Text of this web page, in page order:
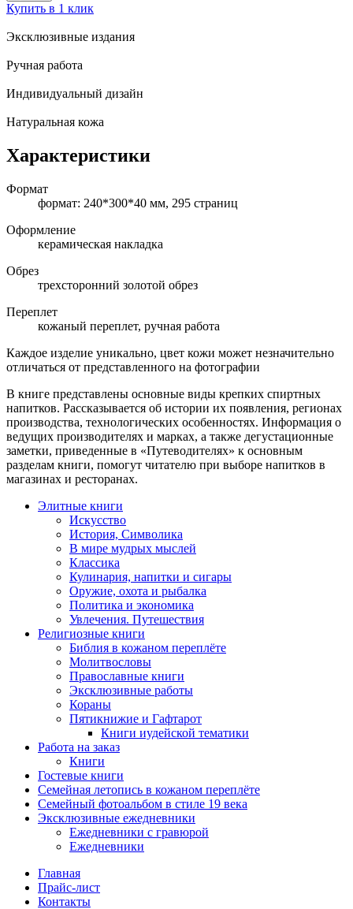
Купить в 1 клик
Эксклюзивные издания
Ручная работа
Индивидуальный дизайн
Натуральная кожа
Характеристики
Формат
формат: 240*300*40 мм, 295 страниц
Оформление
керамическая накладка
Обрез
трехсторонний золотой обрез
Переплет
кожаный переплет, ручная работа
Каждое изделие уникально, цвет кожи может незначительно
отличаться от представленного на фотографии
В книге представлены основные виды крепких спиртных
напитков. Рассказывается об истории их появления, регионах
производства, технологических особенностях. Информация о
ведущих производителях и марках, а также дегустационные
заметки, приведенные в «Путеводителях» к основным
разделам книги, помогут читателю при выборе напитков в
магазинах и ресторанах.
Элитные книги
Искусство
История, Символика
В мире мудрых мыслей
Классика
Кулинария, напитки и сигары
Оружие, охота и рыбалка
Политика и экономика
Увлечения. Путешествия
Религиозные книги
Библия в кожаном переплёте
Молитвословы
Православные книги
Эксклюзивные работы
Кораны
Пятикнижие и Гафтарот
Книги иудейской тематики
Работа на заказ
Книги
Гостевые книги
Семейная летопись в кожаном переплёте
Семейный фотоальбом в стиле 19 века
Эксклюзивные ежедневники
Ежедневники с гравюрой
Ежедневники
Главная
Прайс-лист
Контакты